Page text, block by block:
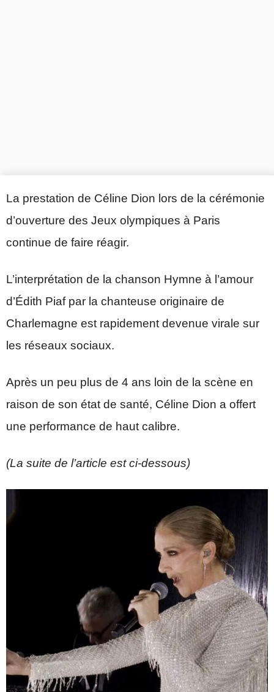
La prestation de Céline Dion lors de la cérémonie
d’ouverture des Jeux olympiques à Paris
continue de faire réagir.
L’interprétation de la chanson Hymne à l’amour
d’Édith Piaf par la chanteuse originaire de
Charlemagne est rapidement devenue virale sur
les réseaux sociaux.
Après un peu plus de 4 ans loin de la scène en
raison de son état de santé, Céline Dion a offert
une performance de haut calibre.
(La suite de l’article est ci-dessous)